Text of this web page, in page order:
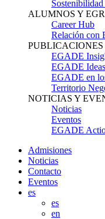
ALUMNOS Y
Career Hub
Relación con
EGADE
EGADE Ideas
EGADE en
Territorio
NOTICIAS Y
Noticias
Eventos
EGADE
Admisiones
Noticias
Contacto
Eventos
es
es
en